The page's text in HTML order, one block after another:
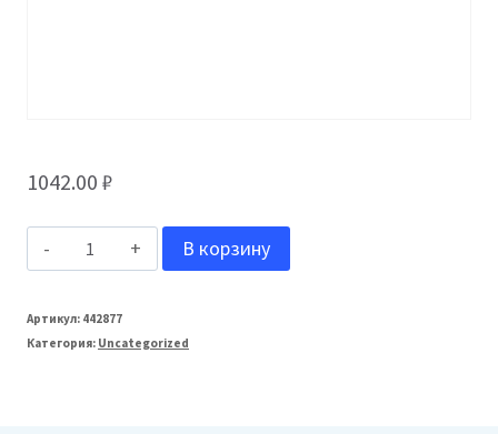
1042.00 ₽
Количество
Grand
Line
В корзину
Артикул: 442877
Категория: Uncategorized